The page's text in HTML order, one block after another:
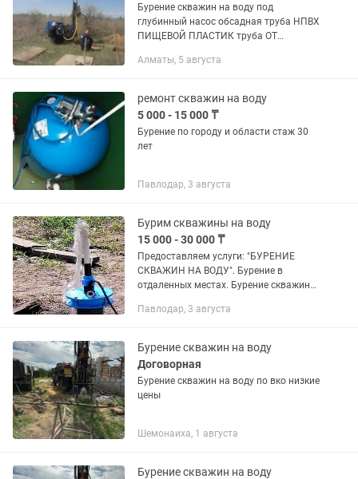
Бурение скважин на воду под
глубинный насос обсадная труба НПВХ
ПИЩЕВОЙ ПЛАСТИК труба ОТ
быстро качественно недорого. Выезд
Алматы, 5 августа
ремонт скважин на воду
5 000 - 15 000 ₸
Бурение по городу и области стаж 30
лет
Павлодар, 3 августа
Бурим скважины на воду
15 000 - 30 000 ₸
Предоставляем услуги: "БУРЕНИЕ
СКВАЖИН НА ВОДУ". Бурение в
отдаленных местах. Бурение скважины
российского производства. Диаметр
Павлодар, 3 августа
Бурение скважин на воду
Договорная
Бурение скважин на воду по вко низкие
цены
Шемонаиха, 1 августа
Бурение скважин на воду